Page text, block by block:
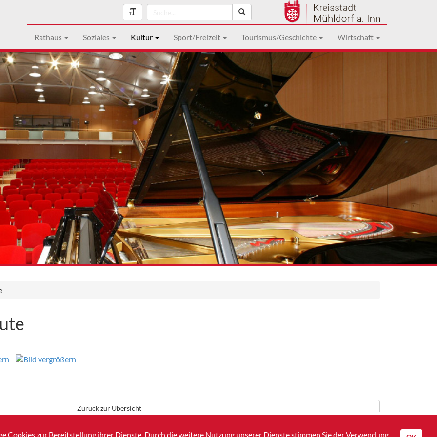
Rathaus Soziales Kultur Sport/Freizeit Tourismus/Geschichte Wirtschaft
Zurück zur Übersicht
Cookies zur Bereitstellung ihrer Dienste. Durch die weitere Nutzung unserer Dienste stimmen Sie der Verwendung